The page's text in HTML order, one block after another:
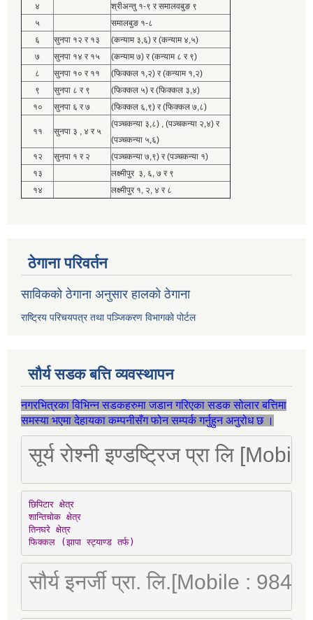
४
श्रीअन्तु १-९ र समालवबुङ ९
५
समालबुङ १-८
६
सुनपा १२ र १३
(कन्याम ३,६) र (कन्याम ४,५)
७
सुनपा १४ र १५
(कन्याम ७) र (कन्याम ८ र ९)
८
सुनपा १० र ११
(फिक्कल १,२) र (कन्याम १,२)
९
सुनपा ८ र ९
(फिक्कल ५) र (फिक्कल ३,४)
१०
सुनपा ६ र ७ (फिक्कल ६,९) र (फिक्कल ७,८)
११ सुनपा ३ , ४ र ५
(पञ्चकन्या ३,८) , (पञ्चकन्या २,४) र
(पञ्चकन्या ५,६)
१२
सुनपा १ र २
(पञ्चकन्या ७,९) र (पञ्चकन्या १)
१३
लक्ष्मीपुर ३, ६, ७ र ९
१४
लक्ष्मीपुर १, २, ४ र ८
ठेगाना परिवर्तन
साविकको ठेगाना अनुसार हालको ठेगाना
राष्ट्रिय परिचयपत्र तथा पञ्जिकरण विभागको पोर्टल
सौर्य सडक बत्ति व्यवस्थापन
नगरभित्रका विभिन्न सडकहरुमा जडान गरिएका सडक सोलार बत्तिमा
समस्या भएमा देहायका कम्पनीसँग फोन सम्पर्क गर्नुहुन अनुरोध छ ।
सूर्य रोश्नी इण्डष्ट्रिज प्रा लि
छिपिटार क्षेत्र
शान्तिचोक क्षेत्र
तिनघरे क्षेत्र
फिक्कल (झापा स्ट्याण्ड तर्फ)
सौर्य इनर्जी प्रा. लि.[Mobile :